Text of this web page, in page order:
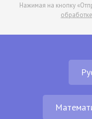
Нажимая на кнопку